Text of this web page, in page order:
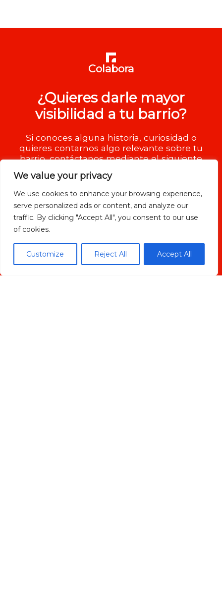
We value your privacy
We use cookies to enhance your browsing experience,
serve personalized ads or content, and analyze our
traffic. By clicking "Accept All", you consent to our use
of cookies.
Customize Reject All Accept All
Colabora
¿Quieres darle mayor
visibilidad a tu barrio?
Si conoces alguna historia, curiosidad o
quieres contarnos algo relevante sobre tu
barrio, contáctanos mediante el siguiente